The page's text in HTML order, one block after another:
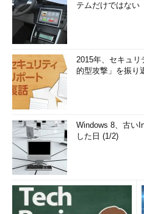
テムだけではない
2015年、セキュ
的型攻撃」を振り
Windows 8、古い
した日 (1/2)